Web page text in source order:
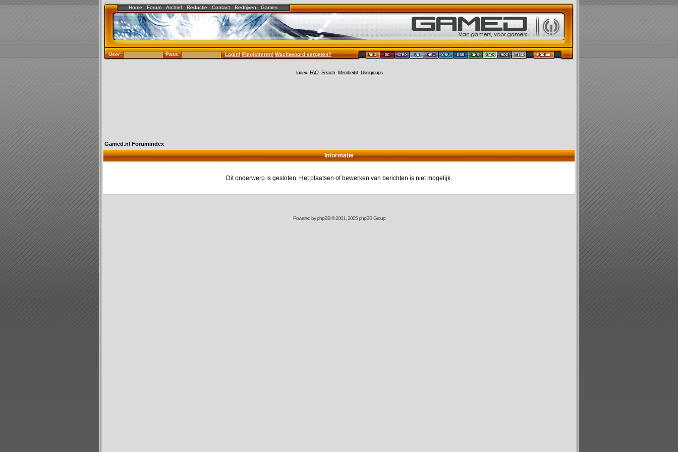
Home Forum Archief Redactie Contact Bedrijven Games
User: Pass: Login!(Registreren)Wachtwoord vergeten?
Index-FAQ-Search-Memberlist-Usergroups
Gamed.nl Forumindex
Informatie
Dit onderwerp is gesloten. Het plaatsen of bewerken van berichten is niet mogelijk.
Powered byphpBB© 2001, 2005 phpBB Group